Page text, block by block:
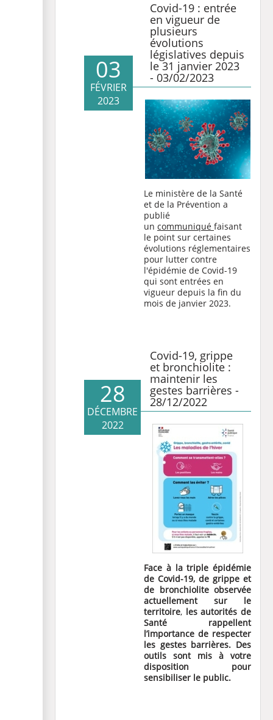
Covid-19 : entrée
en vigueur de
plusieurs
évolutions
législatives depuis
le 31 janvier 2023
- 03/02/2023
03
FÉVRIER
2023
Le ministère de la Santé
et de la Prévention a
publié
un communiqué faisant
le point sur certaines
évolutions réglementaires
pour lutter contre
l'épidémie de Covid-19
qui sont entrées en
vigueur depuis la fin du
mois de janvier 2023.
Covid-19, grippe
et bronchiolite :
maintenir les
gestes barrières -
28/12/2022
28
DÉCEMBRE
2022
Face à la triple épidémie
de Covid-19, de grippe et
de bronchiolite observée
actuellement sur le
territoire, les autorités de
Santé rappellent
l’importance de respecter
les gestes barrières. Des
outils sont mis à votre
disposition pour
sensibiliser le public.